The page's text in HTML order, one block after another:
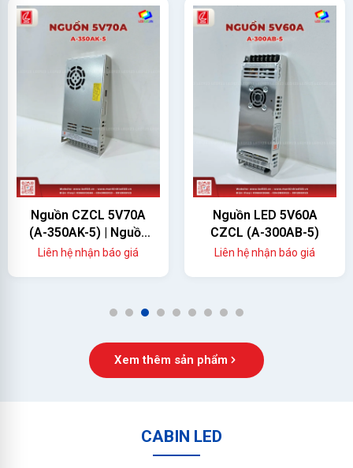
Nguồn CZCL 5V70A
(A-350AK-5) | Nguồn
Màn Hình LED 350W
Liên hệ nhận báo giá
Nguồn LED 5V60A
CZCL (A-300AB-5)
Liên hệ nhận báo giá
1 2 3 4 5 6 7 8 9
Xem thêm sản phẩm
CABIN LED